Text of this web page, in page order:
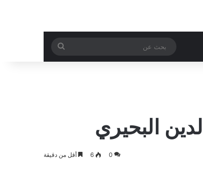
بحث
عن
البحيري
0
6 أقل من دقيقة